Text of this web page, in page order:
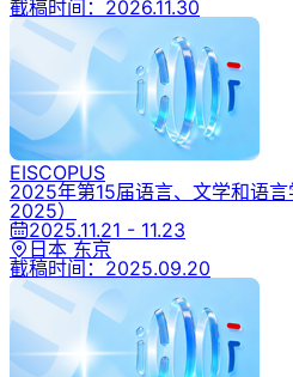
SCOPUS
2027年第九届自然语言处理国际
2027.04.16 - 04.18
中国 镇江
截稿时间： 2026.11.30